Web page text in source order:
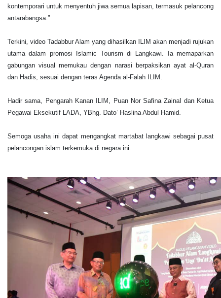
kontemporari untuk menyentuh jiwa semua lapisan, termasuk pelancong
antarabangsa.”
Terkini, video Tadabbur Alam yang dihasilkan ILIM akan menjadi rujukan
utama dalam promosi Islamic Tourism di Langkawi. Ia memaparkan
gabungan visual memukau dengan narasi berpaksikan ayat al-Quran
dan Hadis, sesuai dengan teras Agenda al-Falah ILIM.
Hadir sama, Pengarah Kanan ILIM, Puan Nor Safina Zainal dan Ketua
Pegawai Eksekutif LADA, YBhg. Dato’ Haslina Abdul Hamid.
Semoga usaha ini dapat mengangkat martabat langkawi sebagai pusat
pelancongan islam terkemuka di negara ini.